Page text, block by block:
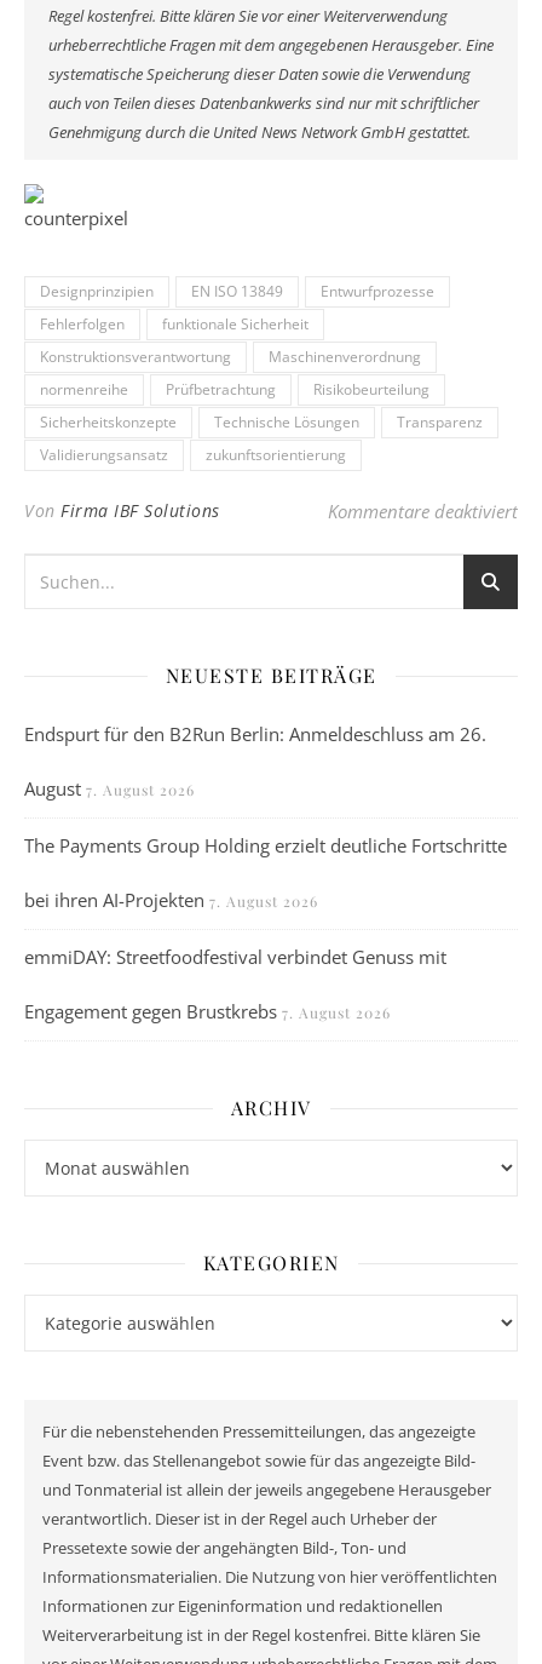
Regel kostenfrei. Bitte klären Sie vor einer Weiterverwendung
urheberrechtliche Fragen mit dem angegebenen Herausgeber. Eine
systematische Speicherung dieser Daten sowie die Verwendung
auch von Teilen dieses Datenbankwerks sind nur mit schriftlicher
Genehmigung durch die United News Network GmbH gestattet.
Designprinzipien EN ISO 13849
Entwurfprozesse
Fehlerfolgen
funktionale Sicherheit
Konstruktionsverantwortung
Maschinenverordnung
normenreihe
Prüfbetrachtung
Risikobeurteilung
Sicherheitskonzepte
Technische Lösungen
Transparenz
Validierungsansatz
zukunftsorientierung
Von Firma IBF Solutions Kommentare deaktiviertfür
NEUESTE BEITRÄGE
Endspurt für den B2Run Berlin: Anmeldeschluss am 26.
August 7. August 2026
The Payments Group Holding erzielt deutliche Fortschritte
bei ihren AI-Projekten 7. August 2026
emmiDAY: Streetfoodfestival verbindet Genuss mit
Engagement gegen Brustkrebs 7. August 2026
ARCHIV
KATEGORIEN
Für die nebenstehenden Pressemitteilungen, das angezeigte
Event bzw. das Stellenangebot sowie für das angezeigte Bild-
und Tonmaterial ist allein der jeweils angegebene Herausgeber
verantwortlich. Dieser ist in der Regel auch Urheber der
Pressetexte sowie der angehängten Bild-, Ton- und
Informationsmaterialien. Die Nutzung von hier veröffentlichten
Informationen zur Eigeninformation und redaktionellen
Weiterverarbeitung ist in der Regel kostenfrei. Bitte klären Sie